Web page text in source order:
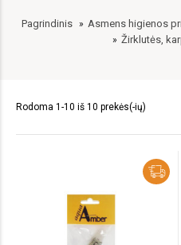
Pagrindinis Asmens higienos
Žirklutės,
Rodoma 1-10 iš 10 prekės(-ių)